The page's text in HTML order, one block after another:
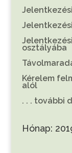
osztályába
Kérelem
alól
. . . további
Hónap: